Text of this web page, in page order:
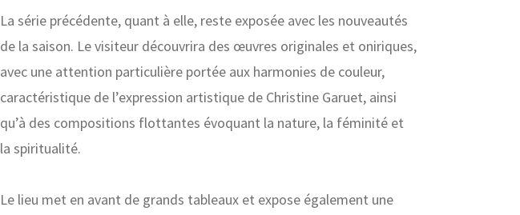
La série précédente, quant à elle, reste exposée avec les nouveautés
de la saison. Le visiteur découvrira des œuvres originales et oniriques,
avec une attention particulière portée aux harmonies de couleur,
caractéristique de l’expression artistique de Christine Garuet, ainsi
qu’à des compositions flottantes évoquant la nature, la féminité et
la spiritualité.
Le lieu met en avant de grands tableaux et expose également une